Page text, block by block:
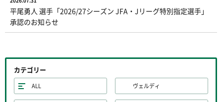
平尾勇人 選手「2026/27シーズン JFA・Jリーグ特別指定選手」
承認のお知らせ
カテゴリー
ALL ヴェルディ